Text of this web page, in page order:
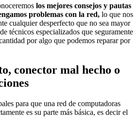
los mejores consejos y pautas
problemas con la red, lo que nos
cualquier desperfecto que no sea mayor
técnicos especializados que seguramente
por algo que podemos reparar por
conector mal hecho o
para que una red de computadoras
es su parte más básica, es decir el